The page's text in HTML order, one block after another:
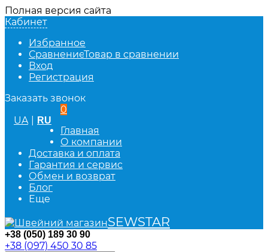
Полная версия сайта
Кабинет
Избранное
СравнениеТовар в сравнении
Вход
Регистрация
Заказать звонок
UA
RU
0
Главная
О компании
Доставка и оплата
Гарантия и сервис
Обмен и возврат
Блог
Еще
SEWSTAR
+38 (050) 189 30 90
+38 (097) 450 30 85